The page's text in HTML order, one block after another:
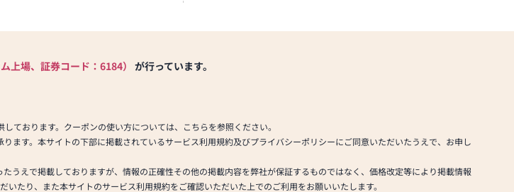
上場、証券コード：6184） が行っています。
ております。クーポンの使い方については、こちらを参照ください。
ます。本サイトの下部に掲載されているサービス利用規約及びプライバシーポリシーにご同意いただいたうえで、お申し
うえで掲載しておりますが、情報の正確性その他の掲載内容を弊社が保証するものではなく、価格改定等により掲載情報
たり、また本サイトのサービス利用規約をご確認いただいた上でのご利用をお願いいたします。